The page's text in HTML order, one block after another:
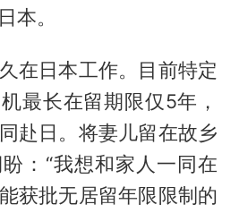
本。
在日本工作。目前特定
最长在留期限仅5年，
赴日。将妻儿留在故乡
：“我想和家人一同在
获批无居留年限限制的